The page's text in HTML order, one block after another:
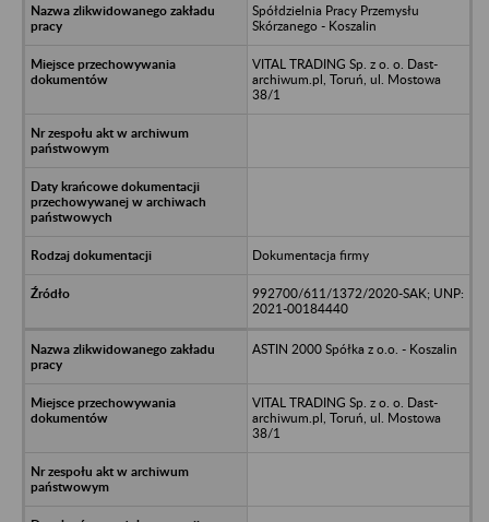
Spółdzielnia Pracy Przemysłu
Skórzanego - Koszalin
VITAL TRADING Sp. z o. o. Dast-
archiwum.pl, Toruń, ul. Mostowa
38/1
Dokumentacja firmy
992700/611/1372/2020-SAK; UNP:
2021-00184440
ASTIN 2000 Spółka z o.o. - Koszalin
VITAL TRADING Sp. z o. o. Dast-
archiwum.pl, Toruń, ul. Mostowa
38/1